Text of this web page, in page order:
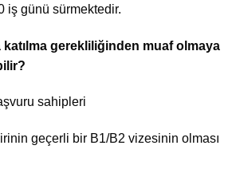
iş günü sürmektedir.
gerekliliğinden muaf olmaya
sahipleri
geçerli bir B1/B2 vizesinin olması